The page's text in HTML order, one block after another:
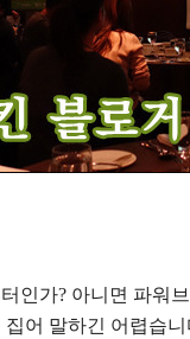
인가? 아니면 파워
어 말하긴 어렵습